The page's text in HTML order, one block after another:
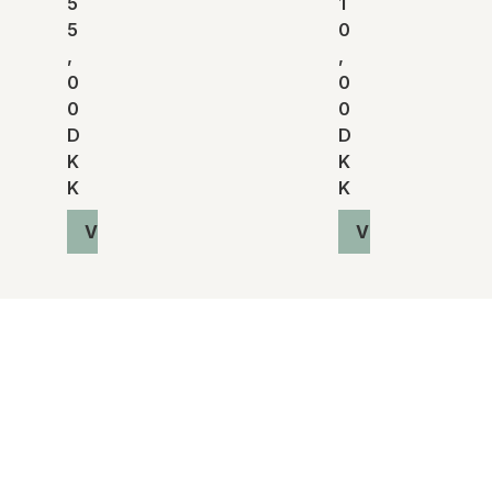
5
,
0
0
D
K
K
Vis produkt
0
,
0
0
D
K
K
Vis produkt